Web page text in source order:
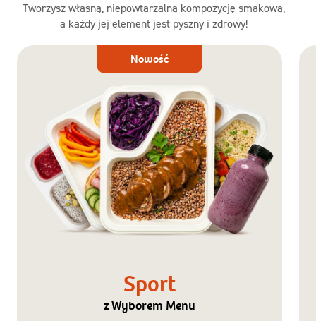
Tworzysz własną, niepowtarzalną kompozycję smakową,
a każdy jej element jest pyszny i zdrowy!
Dieta
Nowość
Sport
z Wyborem Menu